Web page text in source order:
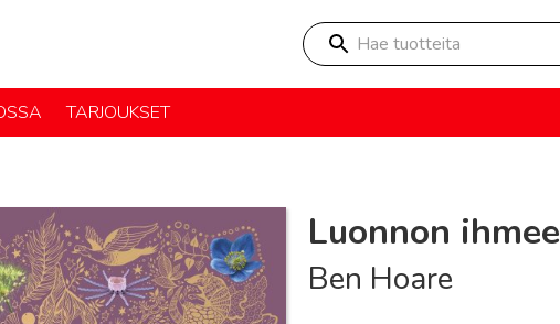
Hae tuotteita
TARJOUKSET
Luonnon
Ben Hoare